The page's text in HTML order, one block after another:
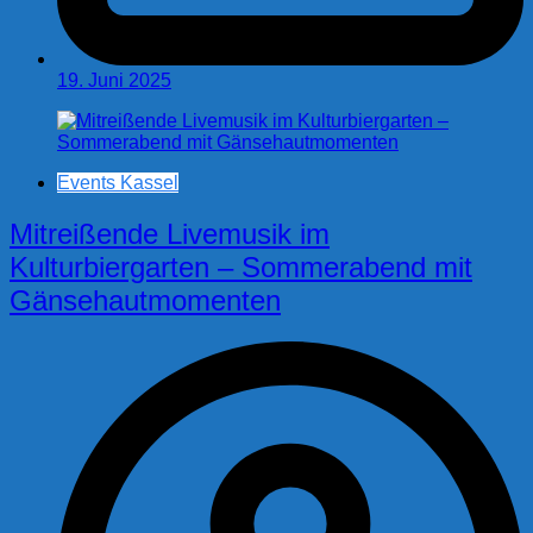
19. Juni 2025
Events Kassel
Mitreißende Livemusik im
Kulturbiergarten – Sommerabend mit
Gänsehautmomenten